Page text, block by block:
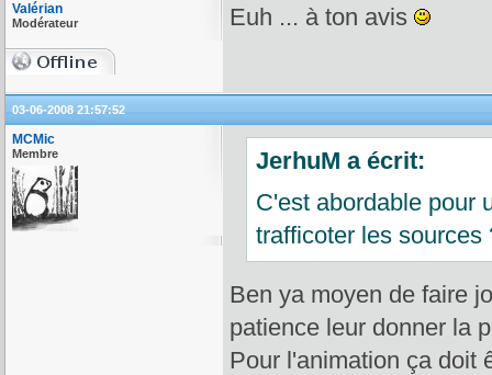
Valérian
Modérateur Euh ... à ton avis
03-06-2008 21:57:52
MCMic
Membre
JerhuM a écrit:
C'est abordable pour
trafficoter les sources
Ben ya moyen de faire
patience leur donner la
Pour l'animation ça doit